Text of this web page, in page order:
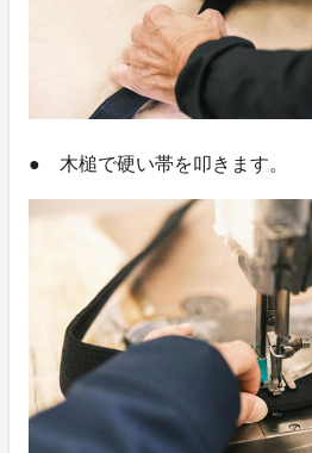
● 木槌で硬い帯を叩きます。